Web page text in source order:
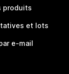
produits
et lots
e-mail